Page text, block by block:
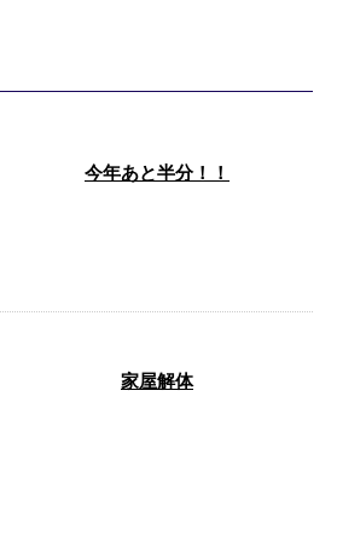
今年あと半分！！
家屋解体